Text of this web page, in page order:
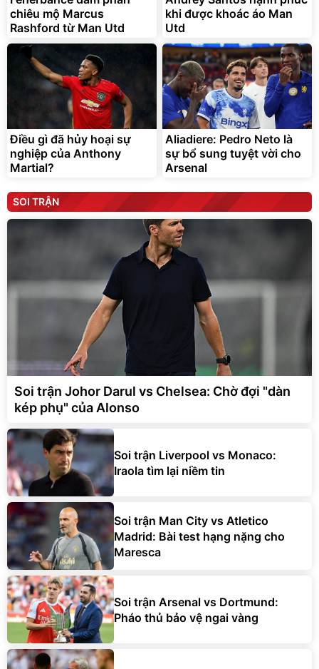
chiêu mộ Marcus
Rashford từ Man Utd
khi được khoác áo Man
Utd
Điều gì đã hủy hoại sự
nghiệp của Anthony
Martial?
Aliadiere: Pedro Neto là
sự bổ sung tuyệt vời cho
Arsenal
SOI TRẬN
Soi trận Johor Darul vs Chelsea: Chờ đợi "dàn
kép phụ" của Alonso
Soi trận Liverpool vs Monaco:
Iraola tìm lại niềm tin
Soi trận Man City vs Atletico
Madrid: Bài test hạng nặng cho
Maresca
Soi trận Arsenal vs Dortmund:
Pháo thủ bảo vệ ngai vàng